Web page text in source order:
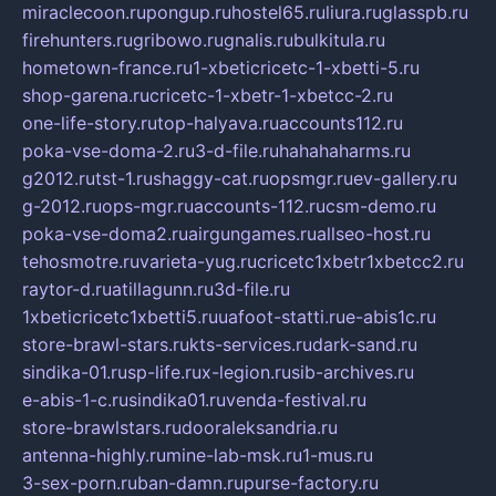
miraclecoon.rupongup.ruhostel65.ruliura.ruglasspb.ru
firehunters.rugribowo.rugnalis.rubulkitula.ru
hometown-france.ru1-xbeticricetc-1-xbetti-5.ru
shop-garena.rucricetc-1-xbetr-1-xbetcc-2.ru
one-life-story.rutop-halyava.ruaccounts112.ru
poka-vse-doma-2.ru3-d-file.ruhahahaharms.ru
g2012.rutst-1.rushaggy-cat.ruopsmgr.ruev-gallery.ru
g-2012.ruops-mgr.ruaccounts-112.rucsm-demo.ru
poka-vse-doma2.ruairgungames.ruallseo-host.ru
tehosmotre.ruvarieta-yug.rucricetc1xbetr1xbetcc2.ru
raytor-d.ruatillagunn.ru3d-file.ru
1xbeticricetc1xbetti5.ruuafoot-statti.rue-abis1c.ru
store-brawl-stars.rukts-services.rudark-sand.ru
sindika-01.rusp-life.rux-legion.rusib-archives.ru
e-abis-1-c.rusindika01.ruvenda-festival.ru
store-brawlstars.rudooraleksandria.ru
antenna-highly.rumine-lab-msk.ru1-mus.ru
3-sex-porn.ruban-damn.rupurse-factory.ru